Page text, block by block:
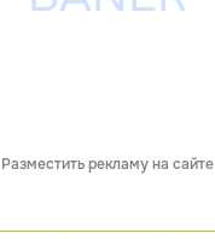
Разместить рекламу на сайте